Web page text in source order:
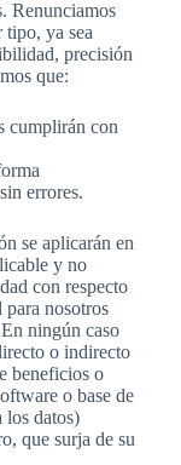
Renunciamos
tipo, ya sea
precisión
que:
cumplirán con
errores.
se aplicarán en
y no
con respecto
nosotros
ningún caso
o indirecto
beneficios o
o base de
los datos)
que surja de su